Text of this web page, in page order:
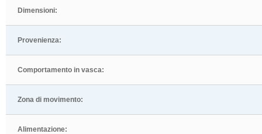
Dimensioni:
Provenienza:
Comportamento in vasca:
Zona di movimento:
Alimentazione: